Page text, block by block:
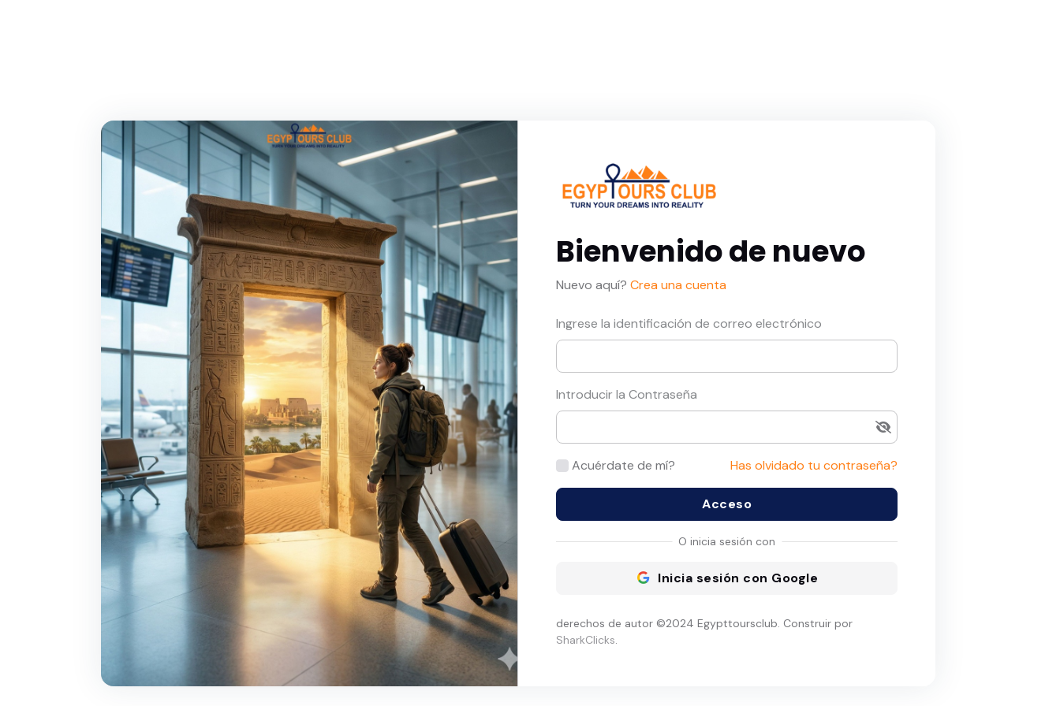
Bienvenido de nuevo
Nuevo aquí? Crea una cuenta
Ingrese la identificación de correo electrónico
Introducir la Contraseña
Acuérdate de mí? Has olvidado tu contraseña?
Acceso
O inicia sesión con
Inicia sesión con Google
derechos de autor ©2024 Egypttoursclub. Construir por
SharkClicks.